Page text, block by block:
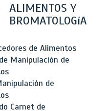
ALIMENTOS Y
BROMATOLOGíA
de Alimentos
Manipulación de
de
Carnet de